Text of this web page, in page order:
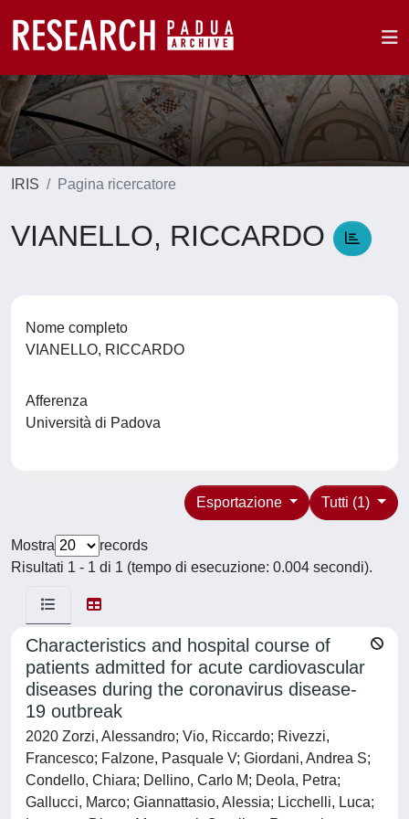
IRIS Pagina ricercatore
VIANELLO, RICCARDO
Nome completo
VIANELLO, RICCARDO
Afferenza
Università di Padova
Tutti (1)
Esportazione
Mostra
records
Risultati 1 - 1 di 1 (tempo di esecuzione: 0.004 secondi).
Characteristics and hospital course of
patients admitted for acute cardiovascular
diseases during the coronavirus disease-
19 outbreak
2020 Zorzi, Alessandro; Vio, Riccardo; Rivezzi,
Francesco; Falzone, Pasquale V; Giordani, Andrea S;
Condello, Chiara; Dellino, Carlo M; Deola, Petra;
Gallucci, Marco; Giannattasio, Alessia; Licchelli, Luca;